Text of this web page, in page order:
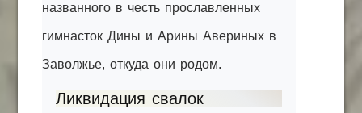
названного в честь прославленных
гимнасток Дины и Арины Авериных в
Заволжье, откуда они родом.
Ликвидация свалок